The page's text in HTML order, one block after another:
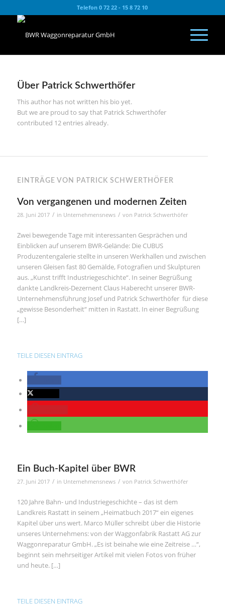
Telefon 0 72 22 - 15 8 72 10
Über Patrick Schwerthöfer
This author has not written his bio yet.
But we are proud to say that Patrick Schwerthöfer
contributed 12 entries already.
EINTRÄGE VON PATRICK SCHWERTHÖFER
Von vergangenen und modernen Zeiten
28. Juni 2017 / in Unternehmensnews / von Patrick Schwerthöfer
Zwei bewegende Tage mit interessanten Gesprächen und
Einblicken auf unserem BWR-Gelände: Die CUBUS
Produzentengalerie stellte in unseren Werkhallen und zwischen
unseren Gleisen fast 80 Gemälde, Fotografien und Skulpturen
aus. „Kunst trifft Industriegeschichte“. In seiner Begrüßung
dankte Landkreis-Dezernent Claus Haberecht unserer BWR-
Unternehmensführung Josef und Patrick Schwerthöfer für diese
„gewisse Besonderheit“ mitten in Rastatt. In einer Begrüßung
[…]
TEILE DIESEN EINTRAG
Ein Buch-Kapitel über BWR
27. Juni 2017 / in Unternehmensnews / von Patrick Schwerthöfer
120 Jahre Bahn- und Industriegeschichte – das ist dem
Landkreis Rastatt in seinem „Heimatbuch 2017“ ein eigenes
Kapitel über uns wert. Marco Müller schreibt über die Historie
unseres Unternehmens: von der Waggonfabrik Rastatt AG zur
Waggonreparatur GmbH. „Es ist beinahe wie eine Zeitreise …“,
beginnt sein mehrseitiger Artikel mit vielen Fotos von früher
und heute. […]
TEILE DIESEN EINTRAG